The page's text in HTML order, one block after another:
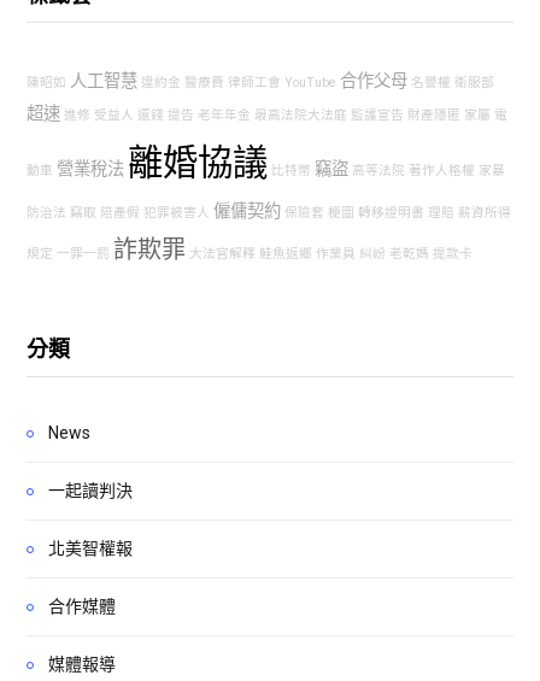
陳昭如 人工智慧 違約金 醫療費 律師工會 YouTube 合作父母 名譽權 衛服部
超速 進修 受益人 還錢 提告 老年年金 最高法院大法庭 監護宣告 財產隱匿 家屬 電
動車 營業稅法 離婚協議 比特幣 竊盜 高等法院 著作人格權 家暴
防治法 竊取 陪產假 犯罪被害人 僱傭契約 保險套 梗圖 轉移證明書 理賠 薪資所得
規定 一罪一罰 詐欺罪 大法官解釋 鮭魚返鄉 作業員 糾紛 老乾媽 提款卡
分類
News
一起讀判決
北美智權報
合作媒體
媒體報導